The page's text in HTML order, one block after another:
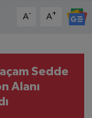
A- A+
Sedde
Alanı